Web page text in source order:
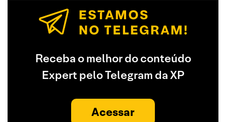
Receba o melhor do conteúdo
Expert pelo Telegram da XP
Acessar